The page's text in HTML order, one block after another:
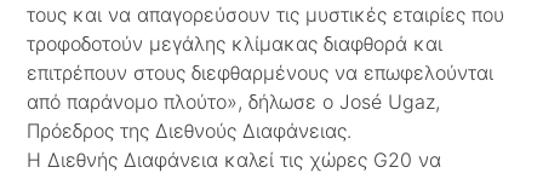
τους και να απαγορεύσουν τις μυστικές εταιρίες που
τροφοδοτούν μεγάλης κλίμακας διαφθορά και
επιτρέπουν στους διεφθαρμένους να επωφελούνται
από παράνομο πλούτο», δήλωσε ο José Ugaz,
Πρόεδρος της Διεθνούς Διαφάνειας.
Η Διεθνής Διαφάνεια καλεί τις χώρες G20 να